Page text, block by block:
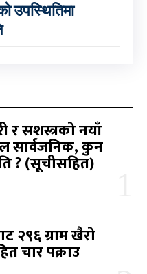
उपस्थितिमा
र सशस्त्रको नयाँ
सार्वजनिक, कुन
? (सूचीसहित)
२९६ ग्राम खैरो
चार पक्राउ